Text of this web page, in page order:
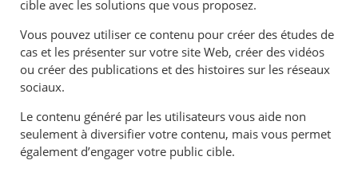
cible avec les solutions que vous proposez.
Vous pouvez utiliser ce contenu pour créer des études de
cas et les présenter sur votre site Web, créer des vidéos
ou créer des publications et des histoires sur les réseaux
sociaux.
Le contenu généré par les utilisateurs vous aide non
seulement à diversifier votre contenu, mais vous permet
également d’engager votre public cible.